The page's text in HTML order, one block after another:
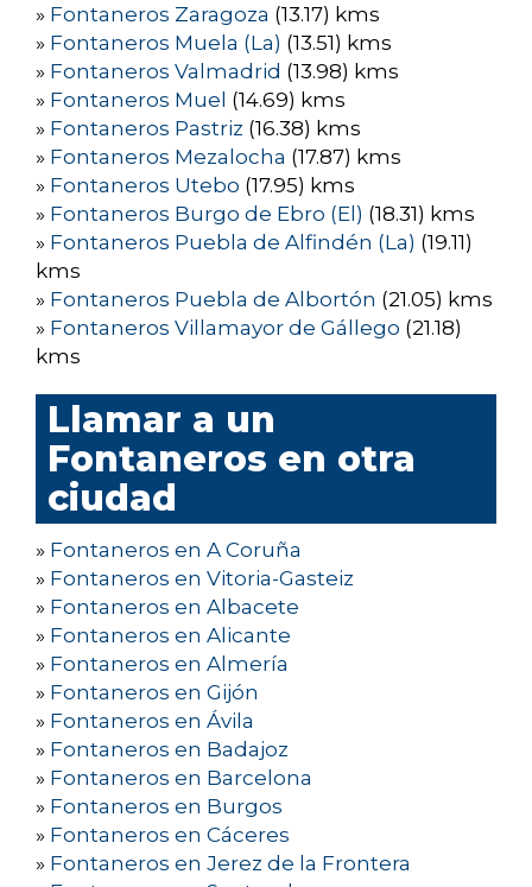
» Fontaneros Zaragoza (13.17) kms
» Fontaneros Muela (La) (13.51) kms
» Fontaneros Valmadrid (13.98) kms
» Fontaneros Muel (14.69) kms
» Fontaneros Pastriz (16.38) kms
» Fontaneros Mezalocha (17.87) kms
» Fontaneros Utebo (17.95) kms
» Fontaneros Burgo de Ebro (El) (18.31) kms
» Fontaneros Puebla de Alfindén (La) (19.11)
kms
» Fontaneros Puebla de Albortón (21.05) kms
» Fontaneros Villamayor de Gállego (21.18)
kms
Llamar a un
Fontaneros en otra
ciudad
» Fontaneros en A Coruña
» Fontaneros en Vitoria-Gasteiz
» Fontaneros en Albacete
» Fontaneros en Alicante
» Fontaneros en Almería
» Fontaneros en Gijón
» Fontaneros en Ávila
» Fontaneros en Badajoz
» Fontaneros en Barcelona
» Fontaneros en Burgos
» Fontaneros en Cáceres
» Fontaneros en Jerez de la Frontera